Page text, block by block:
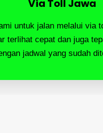
Via Toll Jawa
untuk jalan melalui via
terlihat cepat dan juga
jadwal yang sudah